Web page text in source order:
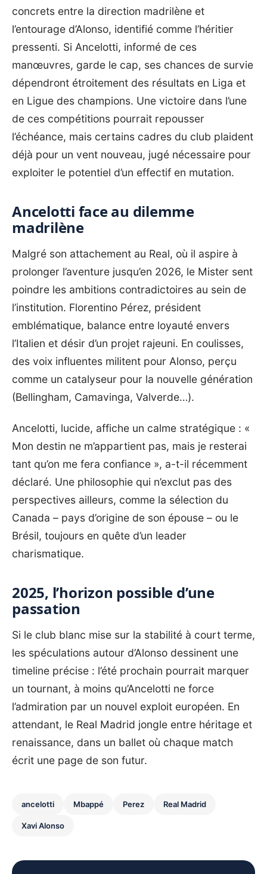
concrets entre la direction madrilène et
l’entourage d’Alonso, identifié comme l’héritier
pressenti. Si Ancelotti, informé de ces
manœuvres, garde le cap, ses chances de survie
dépendront étroitement des résultats en Liga et
en Ligue des champions. Une victoire dans l’une
de ces compétitions pourrait repousser
l’échéance, mais certains cadres du club plaident
déjà pour un vent nouveau, jugé nécessaire pour
exploiter le potentiel d’un effectif en mutation.
Ancelotti face au dilemme
madrilène
Malgré son attachement au Real, où il aspire à
prolonger l’aventure jusqu’en 2026, le Mister sent
poindre les ambitions contradictoires au sein de
l’institution. Florentino Pérez, président
emblématique, balance entre loyauté envers
l’Italien et désir d’un projet rajeuni. En coulisses,
des voix influentes militent pour Alonso, perçu
comme un catalyseur pour la nouvelle génération
(Bellingham, Camavinga, Valverde…).
Ancelotti, lucide, affiche un calme stratégique : «
Mon destin ne m’appartient pas, mais je resterai
tant qu’on me fera confiance », a-t-il récemment
déclaré. Une philosophie qui n’exclut pas des
perspectives ailleurs, comme la sélection du
Canada – pays d’origine de son épouse – ou le
Brésil, toujours en quête d’un leader
charismatique.
2025, l’horizon possible d’une
passation
Si le club blanc mise sur la stabilité à court terme,
les spéculations autour d’Alonso dessinent une
timeline précise : l’été prochain pourrait marquer
un tournant, à moins qu’Ancelotti ne force
l’admiration par un nouvel exploit européen. En
attendant, le Real Madrid jongle entre héritage et
renaissance, dans un ballet où chaque match
écrit une page de son futur.
ancelotti Mbappé Perez Real Madrid
Xavi Alonso